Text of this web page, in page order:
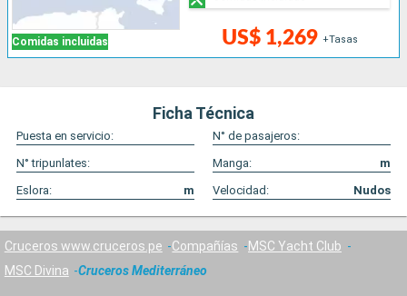
Comidas incluidas US$ 1,269 +Tasas
Ficha Técnica
Puesta en servicio:
N° de pasajeros:
N° tripunlates:
Manga:
m
Eslora:
m Velocidad: Nudos
Cruceros www.cruceros.pe Compañías
MSC Yacht Club
MSC Divina
Cruceros Mediterráneo